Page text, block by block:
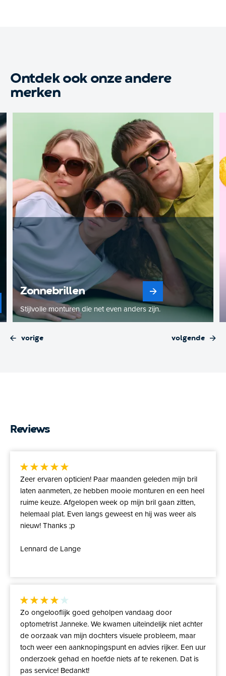
Ontdek ook onze andere
merken
vorige volgende
Zonnebrillen
Stijlvolle monturen die net even anders zijn.
Reviews
Zeer ervaren opticien! Paar maanden geleden mijn bril
laten aanmeten, ze hebben mooie monturen en een heel
ruime keuze. Afgelopen week op mijn bril gaan zitten,
helemaal plat. Even langs geweest en hij was weer als
nieuw! Thanks ;p
Lennard de Lange
Zo ongelooflijk goed geholpen vandaag door
optometrist Janneke. We kwamen uiteindelijk niet achter
de oorzaak van mijn dochters visuele probleem, maar
toch weer een aanknopingspunt en advies rijker. Een uur
onderzoek gehad en hoefde niets af te rekenen. Dat is
pas service! Bedankt!